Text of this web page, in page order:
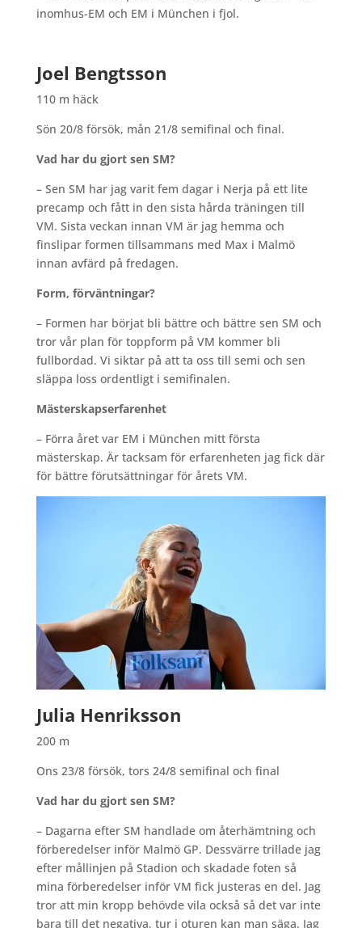
inomhus-EM och EM i München i fjol.
Joel Bengtsson
110 m häck
Sön 20/8 försök, mån 21/8 semifinal och final.
Vad har du gjort sen SM?
– Sen SM har jag varit fem dagar i Nerja på ett lite
precamp och fått in den sista hårda träningen till
VM. Sista veckan innan VM är jag hemma och
finslipar formen tillsammans med Max i Malmö
innan avfärd på fredagen.
Form, förväntningar?
– Formen har börjat bli bättre och bättre sen SM och
tror vår plan för toppform på VM kommer bli
fullbordad. Vi siktar på att ta oss till semi och sen
släppa loss ordentligt i semifinalen.
Mästerskapserfarenhet
– Förra året var EM i München mitt första
mästerskap. Är tacksam för erfarenheten jag fick där
för bättre förutsättningar för årets VM.
Julia Henriksson
200 m
Ons 23/8 försök, tors 24/8 semifinal och final
Vad har du gjort sen SM?
– Dagarna efter SM handlade om återhämtning och
förberedelser inför Malmö GP. Dessvärre trillade jag
efter mållinjen på Stadion och skadade foten så
mina förberedelser inför VM fick justeras en del. Jag
tror att min kropp behövde vila också så det var inte
bara till det negativa, tur i oturen kan man säga. Jag